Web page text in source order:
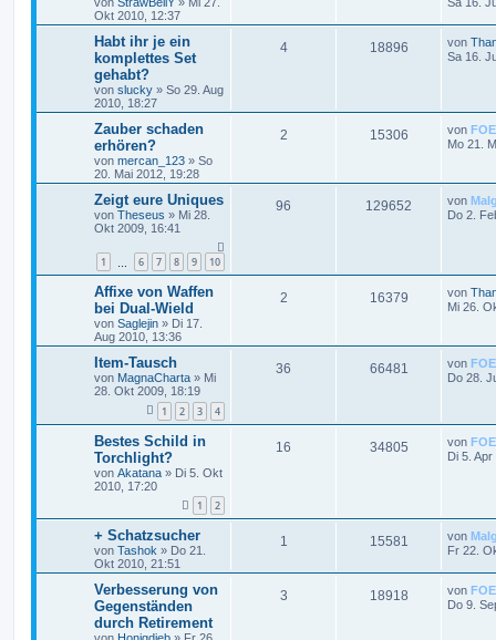
Okt 2010, 12:37
Habt ihr je ein
komplettes Set
gehabt?
von slucky » So 29. Aug
2010, 18:27
4 18896 von
Sa 16.
Zauber schaden
erhören?
von mercan_123 » So
20. Mai 2012, 19:28
2 15306 von FOE
Mo 21.
Zeigt eure Uniques
von Theseus » Mi 28.
Okt 2009, 16:41
1 6 7 8 9 10
96 129652 von
Do 2.
Affixe von Waffen
bei Dual-Wield
von Saglejin » Di 17.
Aug 2010, 13:36
2 16379 von
Mi 26.
Item-Tausch
von MagnaCharta » Mi
28. Okt 2009, 18:19
1 2 3 4
36 66481 von FOE
Do 28.
Bestes Schild in
Torchlight?
von Akatana » Di 5. Okt
2010, 17:20
1 2
16 34805 von FOE
Di 5.
+ Schatzsucher
von Tashok » Do 21.
Okt 2010, 21:51
1 15581 von
Fr 22.
Verbesserung von
Gegenständen
durch Retirement
3 18918 von FOE
Do 9.